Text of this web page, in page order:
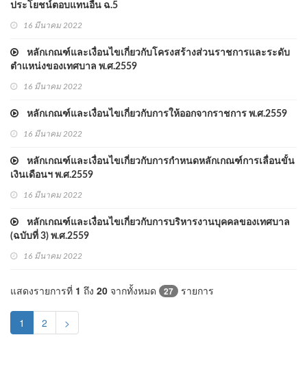
ประโยชน์ตอบแทนอื่น ฉ.5
16 มีนาคม 2022
หลักเกณฑ์และเงื่อนไขเกี่ยวกับโครงสร้างส่วนราชการและระดับ
ตำแหน่งของเทศบาล พ.ศ.2559
16 มีนาคม 2022
หลักเกณฑ์และเงื่อนไขเกี่ยวกับการให้ออกจากราชการ พ.ศ.2559
16 มีนาคม 2022
หลักเกณฑ์และเงื่อนไขเกี่ยวกับการกำหนดหลักเกณฑ์การเลื่อนขั้น
เงินเดือนฯ พ.ศ.2559
16 มีนาคม 2022
หลักเกณฑ์และเงื่อนไขเกี่ยวกับการบริหารงานบุคคลของเทศบาล
(ฉบับที่ 3) พ.ศ.2559
16 มีนาคม 2022
แสดงรายการที่ 1 ถึง 20 จากทั้งหมด 27 รายการ
1 (current)
2 >